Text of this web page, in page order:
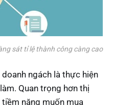
sát tỉ lệ thành công càng cao
ngách là thực hiện
Quan trọng hơn thị
năng muốn mua